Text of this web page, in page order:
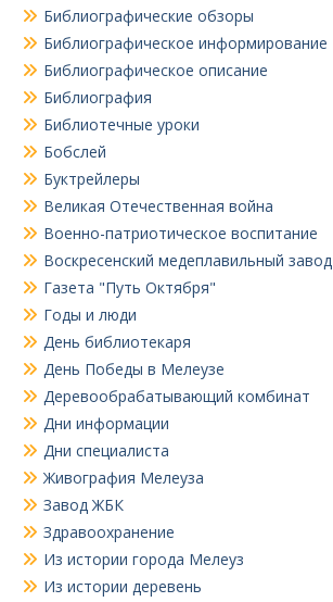
Библиографические обзоры
Библиографическое информирование
Библиографическое описание
Библиография
Библиотечные уроки
Бобслей
Буктрейлеры
Великая Отечественная война
Военно-патриотическое воспитание
Воскресенский медеплавильный завод
Газета "Путь Октября"
Годы и люди
День библиотекаря
День Победы в Мелеузе
Деревообрабатывающий комбинат
Дни информации
Дни специалиста
Живография Мелеуза
Завод ЖБК
Здравоохранение
Из истории города Мелеуз
Из истории деревень